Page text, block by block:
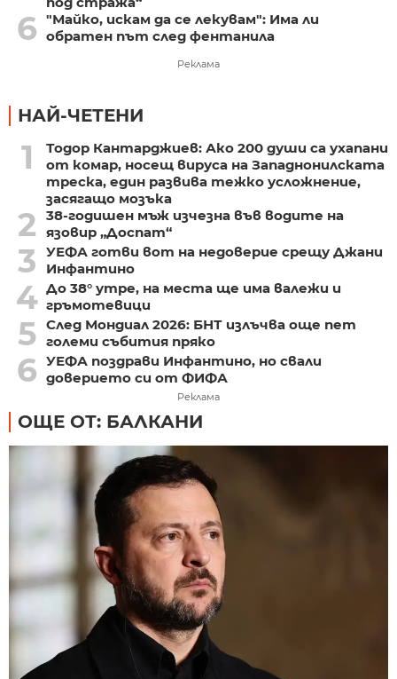
6 "Майко, искам да се лекувам": Има ли
обратен път след фентанила
Реклама
НАЙ-ЧЕТЕНИ
1
Тодор Кантарджиев: Ако 200 души са ухапани
от комар, носещ вируса на Западнонилската
треска, един развива тежко усложнение,
засягащо мозъка
2
38-годишен мъж изчезна във водите на
язовир „Доспат“
3
УЕФА готви вот на недоверие срещу Джани
Инфантино
4 До 38° утре, на места ще има валежи и
гръмотевици
5 След Мондиал 2026: БНТ излъчва още пет
големи събития пряко
6 УЕФА поздрави Инфантино, но свали
доверието си от ФИФА
Реклама
ОЩЕ ОТ: БАЛКАНИ